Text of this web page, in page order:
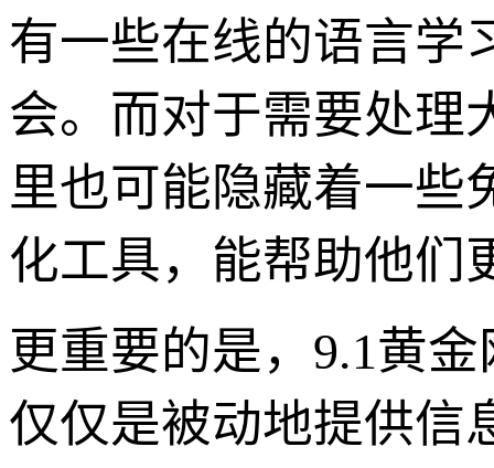
有一些在线的语言学
会。而对于需要处理
里也可能隐藏着一些
化工具，能帮助他们
更重要的是，9.1黄
仅仅是被动地提供信